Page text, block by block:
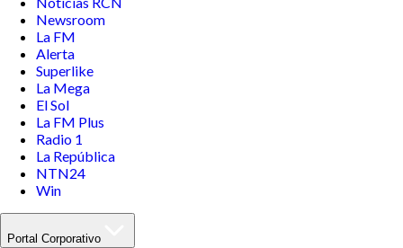
Newsroom
La FM
Alerta
Superlike
La Mega
El Sol
La FM Plus
Radio 1
La República
NTN24
Win
Portal Corporativo